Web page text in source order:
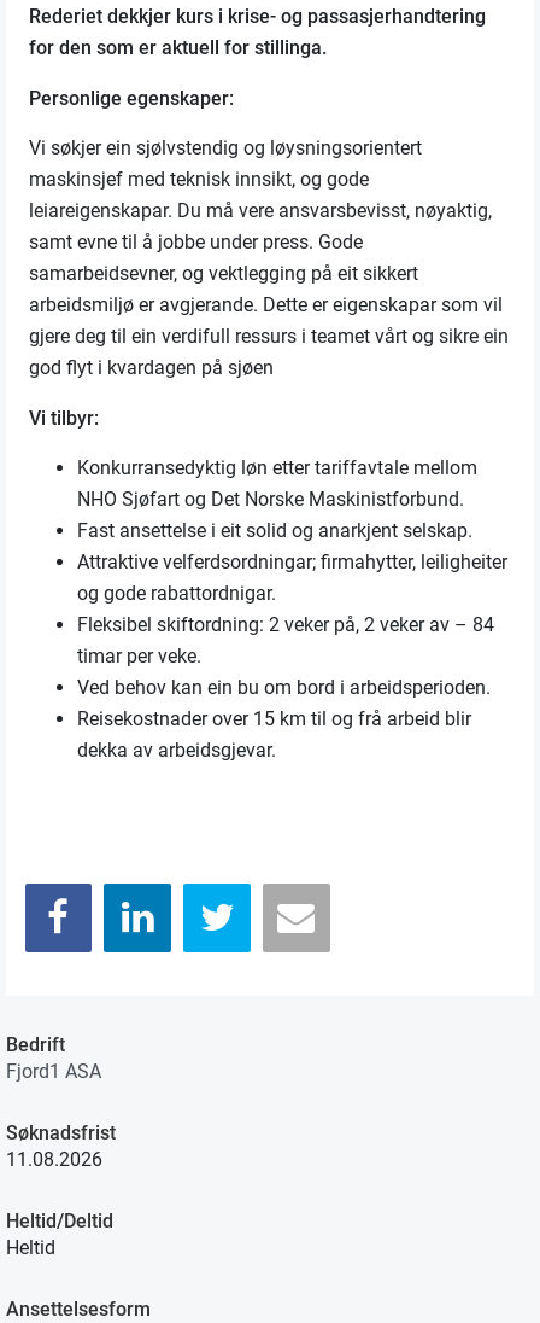
Rederiet dekkjer kurs i krise- og passasjerhandtering
for den som er aktuell for stillinga.
Personlige egenskaper:
Vi søkjer ein sjølvstendig og løysningsorientert
maskinsjef med teknisk innsikt, og gode
leiareigenskapar. Du må vere ansvarsbevisst, nøyaktig,
samt evne til å jobbe under press. Gode
samarbeidsevner, og vektlegging på eit sikkert
arbeidsmiljø er avgjerande. Dette er eigenskapar som vil
gjere deg til ein verdifull ressurs i teamet vårt og sikre ein
god flyt i kvardagen på sjøen
Vi tilbyr:
Konkurransedyktig løn etter tariffavtale mellom
NHO Sjøfart og Det Norske Maskinistforbund.
Fast ansettelse i eit solid og anarkjent selskap.
Attraktive velferdsordningar; firmahytter, leiligheiter
og gode rabattordnigar.
Fleksibel skiftordning: 2 veker på, 2 veker av – 84
timar per veke.
Ved behov kan ein bu om bord i arbeidsperioden.
Reisekostnader over 15 km til og frå arbeid blir
dekka av arbeidsgjevar.
Bedrift
Fjord1 ASA
Søknadsfrist
11.08.2026
Heltid/Deltid
Heltid
Ansettelsesform